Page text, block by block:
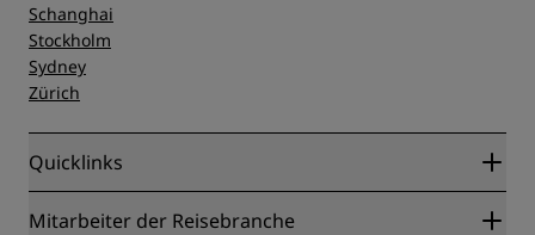
Schanghai
Stockholm
Sydney
Zürich
Quicklinks
Radisson Rewards
Mitarbeiter der Reisebranche